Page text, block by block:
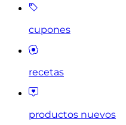
cupones
recetas
productos nuevos